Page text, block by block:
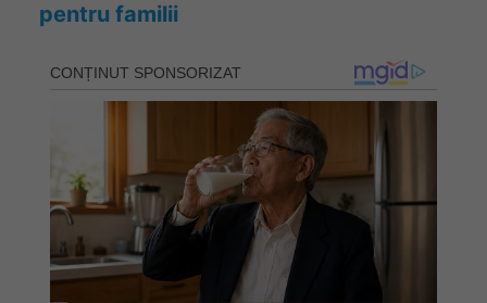
pentru familii